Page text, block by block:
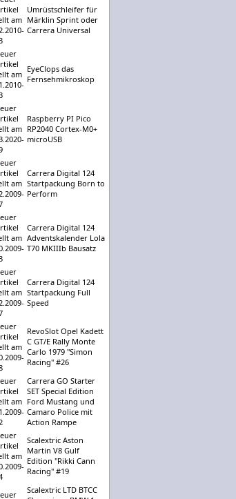
Umrüstschleifer für
Märklin Sprint oder
Carrera Universal
EyeClops das
Fernsehmikroskop
Raspberry PI Pico
RP2040 Cortex-M0+
microUSB
Carrera Digital 124
Startpackung Born to
Perform
Carrera Digital 124
Adventskalender Lola
T70 MKIIIb Bausatz
Carrera Digital 124
Startpackung Full
Speed
RevoSlot Opel Kadett
C GT/E Rally Monte
Carlo 1979 "Simon
Racing" #26
Carrera GO Starter
SET Special Edition
Ford Mustang und
Camaro Police mit
Action Rampe
Scalextric Aston
Martin V8 Gulf
Edition "Rikki Cann
Racing" #19
Scalextric LTD BTCC